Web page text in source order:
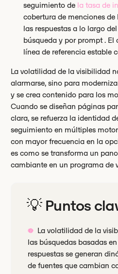
seguimiento de la tasa de
cobertura de menciones
las respuestas a lo largo
búsqueda y por prompt . El
línea de referencia estable
La volatilidad de la visibilidad
alarmarse, sino para
y se crea contenido para los
Cuando se diseñan páginas
clara, se refuerza la identidad
seguimiento en múltiples
con mayor frecuencia en la
es como se transforma un
cambiante en un programa de
💡 Puntos
La volatilidad de la
las búsquedas basadas
respuestas se generan
de fuentes que cambian